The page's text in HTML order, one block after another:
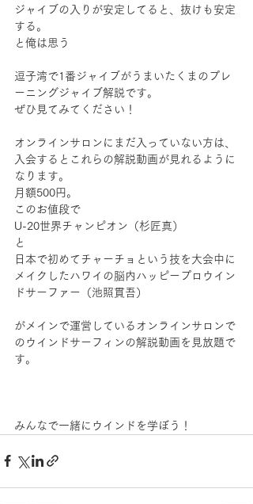
ジャイブの入りが安定してると、抜けも安定
する。
と俺は思う
逗子湾で1番ジャイブがうまいたくまのプレ
ーニングジャイブ解説です。
ぜひ見てみてください！
オンラインサロンにまだ入っていない方は、
入会するとこれらの解説動画が見れるように
なります。
月額500円。
このお値段で
U-20世界チャンピオン（杉匠真）
と
日本で初めてチャーチョという技を大会中に
メイクしたハワイの脳内ハッピープロウイン
ドサーファー（池照貫吾）
がメインで運営しているオンラインサロンで
のウインドサーフィンの解説動画を見放題で
す。
みんなで一緒にウインドを学ぼう！